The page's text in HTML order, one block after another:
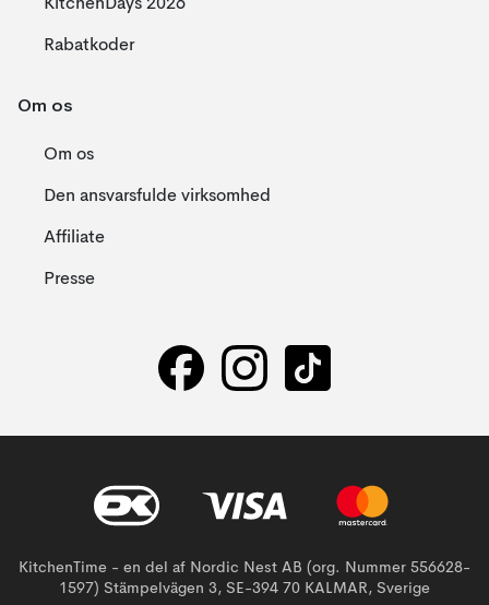
KitchenDays 2026
Rabatkoder
Om os
Om os
Den ansvarsfulde virksomhed
Affiliate
Presse
KitchenTime - en del af Nordic Nest AB (org. Nummer 556628-
1597) Stämpelvägen 3, SE-394 70 KALMAR, Sverige